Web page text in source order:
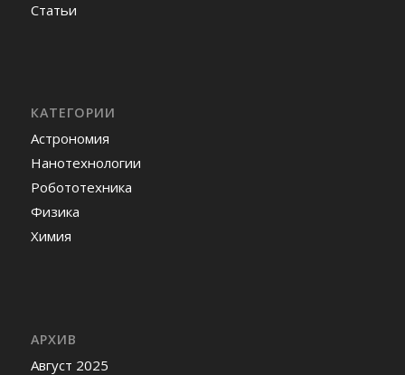
Статьи
КАТЕГОРИИ
Астрономия
Нанотехнологии
Робототехника
Физика
Химия
АРХИВ
Август 2025